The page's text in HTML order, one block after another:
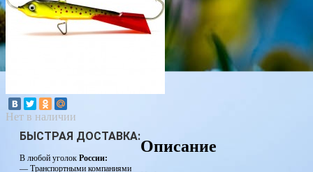
Нет в наличии
БЫСТРАЯ ДОСТАВКА:
В любой уголок России:
— Транспортными компаниями
Описание